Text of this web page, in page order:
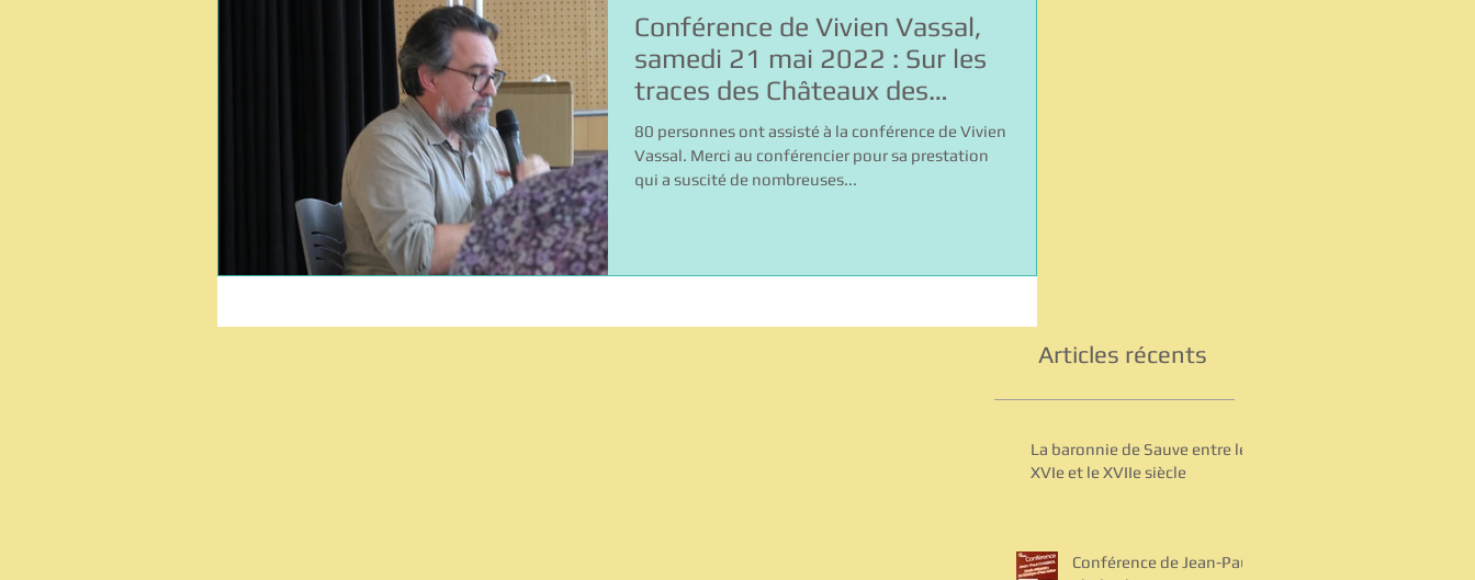
Conférence de Vivien Vassal,
samedi 21 mai 2022 : Sur les
traces des Châteaux des
Bermond de Sauve
80 personnes ont assisté à la conférence de Vivien
Vassal. Merci au conférencier pour sa prestation
qui a suscité de nombreuses...
Articles récents
La baronnie de Sauve entre le
XVIe et le XVIIe siècle
Conférence de Jean-Paul